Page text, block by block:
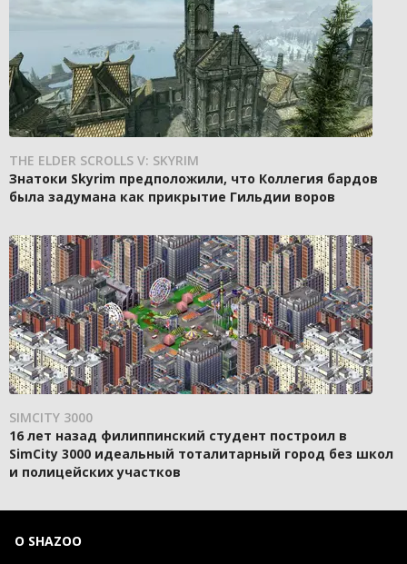
THE ELDER SCROLLS V: SKYRIM
Знатоки Skyrim предположили, что Коллегия бардов
была задумана как прикрытие Гильдии воров
SIMCITY 3000
16 лет назад филиппинский студент построил в
SimCity 3000 идеальный тоталитарный город без школ
и полицейских участков
О SHAZOO